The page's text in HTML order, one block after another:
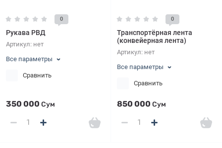
0
Рукава РВД
Артикул: нет
Все параметры
Сравнить
350 000 Сум
0
Транспортёрная лента
(конвейерная лента)
Артикул: нет
Все параметры
Сравнить
850 000 Сум